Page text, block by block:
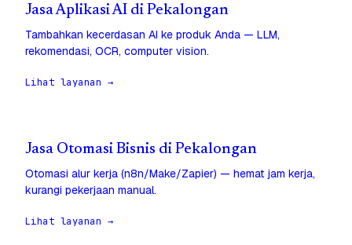
Jasa Aplikasi AI di Pekalongan
Tambahkan kecerdasan AI ke produk Anda — LLM,
rekomendasi, OCR, computer vision.
Lihat layanan →
Jasa Otomasi Bisnis di Pekalongan
Otomasi alur kerja (n8n/Make/Zapier) — hemat jam kerja,
kurangi pekerjaan manual.
Lihat layanan →